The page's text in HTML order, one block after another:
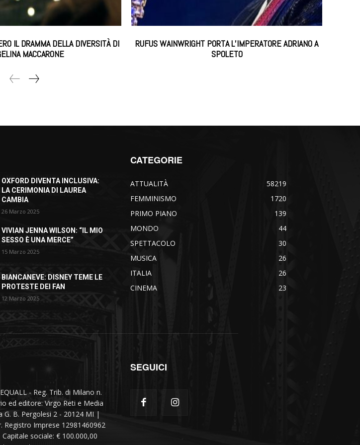
IL DRAMMA DELLA DIVERSITÀ DI
MACCARONE
RUFUS WAINWRIGHT PORTA L’IMPERATORE ADRIANO A
SPOLETO
OXFORD DIVENTA INCLUSIVA:
LA CERIMONIA DI LAUREA
CAMBIA
26 Marzo 2025
VIVIAN JENNA WILSON: “IL MIO
SESSO È UNA MERCE”
15 Marzo 2025
BIANCANEVE: DISNEY TEME LE
PROTESTE DEI FAN
12 Marzo 2025
CATEGORIE
ATTUALITÀ
58219
FEMMINISMO
1720
PRIMO PIANO
139
MONDO
44
SPETTACOLO
30
MUSICA
26
ITALIA
26
CINEMA
23
- Reg. Trib. di Milano n.
ed editore: Virgo Reti e Media
G. B. Pergolesi 2 - 20124 MI |
Registro Imprese 12981460962
sociale: € 100.000,00
SEGUICI